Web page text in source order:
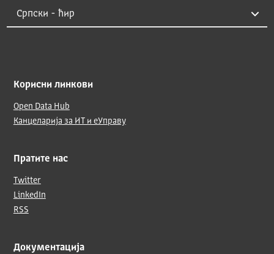
Корисни линкови
Open Data Hub
Канцеларија за ИТ и еУправу
Пратите нас
Twitter
LinkedIn
RSS
Документација